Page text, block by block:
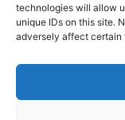
technologies will allow
unique IDs on this site.
adversely affect certain
Videoproductie